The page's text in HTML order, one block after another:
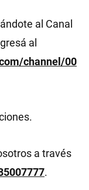
al Canal
al
channel/00
a través
.